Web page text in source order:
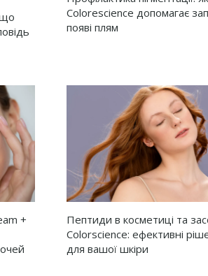
Colorescience допомагає
появі плям
+
Пептиди в косметиці та
Colorscience: ефективні
для вашої шкіри